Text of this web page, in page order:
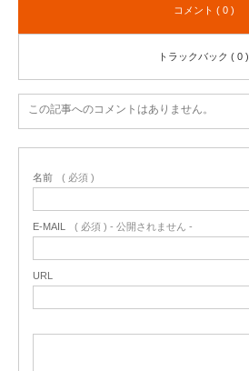
コメント ( 0 )
トラックバック ( 0 )
この記事へのコメントはありません。
名前 ( 必須 )
E-MAIL ( 必須 ) - 公開されません -
URL